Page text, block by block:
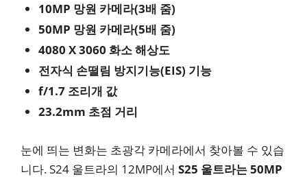
10MP 망원 카메라(3배 줌)
50MP 망원 카메라(5배 줌)
4080 X 3060 화소 해상도
전자식 손떨림 방지기능(EIS) 기능
f/1.7 조리개 값
23.2mm 초점 거리
눈에 띄는 변화는 초광각 카메라에서 찾아볼 수 있습
니다. S24 울트라의 12MP에서 S25 울트라는 50MP